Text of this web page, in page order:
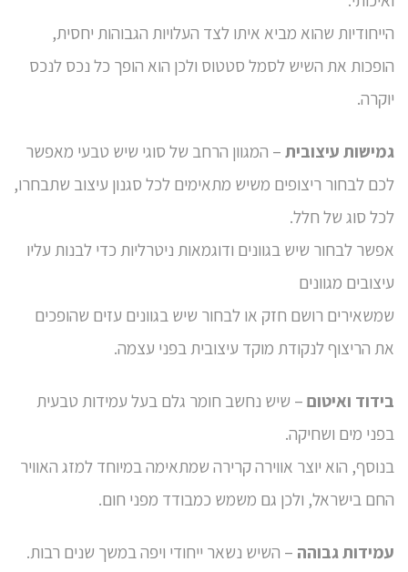
הייחודיות שהוא מביא איתו לצד העלויות הגבוהות יחסית,
הופכות את השיש לסמל סטטוס ולכן הוא הופך כל נכס לנכס
יוקרה.
גמישות עיצובית – המגוון הרחב של סוגי שיש טבעי מאפשר
לכם לבחור ריצופים משיש מתאימים לכל סגנון עיצוב שתבחרו,
לכל סוג של חלל.
אפשר לבחור שיש בגוונים ודוגמאות ניטרליות כדי לבנות עליו
עיצובים מגוונים
שמשאירים רושם חזק או לבחור שיש בגוונים עזים שהופכים
את הריצוף לנקודת מוקד עיצובית בפני עצמה.
בידוד ואיטום – שיש נחשב חומר גלם בעל עמידות טבעית
בפני מים ושחיקה.
בנוסף, הוא יוצר אווירה קרירה שמתאימה במיוחד למזג האוויר
החם בישראל, ולכן גם משמש כמבודד מפני חום.
עמידות גבוהה – השיש נשאר ייחודי ויפה במשך שנים רבות.